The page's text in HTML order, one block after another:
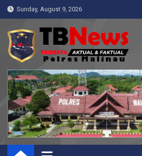
Skip
to
content
Sunday, August 9, 2026
Beranda Warta Bhayangkara